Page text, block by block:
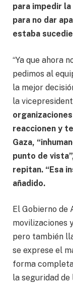
para impedir
para no dar
estaba
“Ya que ahora
pedimos al
la mejor
la
reaccionen y
Gaza,
punto de
repitan. “Esa
añadido.
El Gobierno de
movilizaciones
pero también
se exprese el
forma
la seguridad